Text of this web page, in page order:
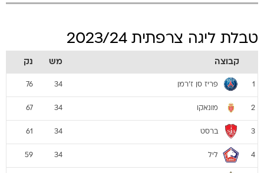
טבלת ליגה צרפתית 2023/24
קבוצה מש נק
1 פריז סן ז'רמן 34
76
2 מונאקו 34
67
3 ברסט 34
61
4 ליל 34
59